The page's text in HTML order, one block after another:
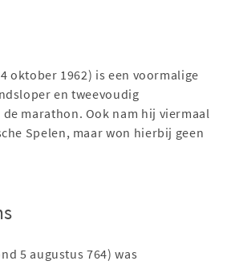
oktober 1962) is een voormalige
en tweevoudig
marathon. Ook nam hij viermaal
Spelen, maar won hierbij geen
5 augustus 764) was